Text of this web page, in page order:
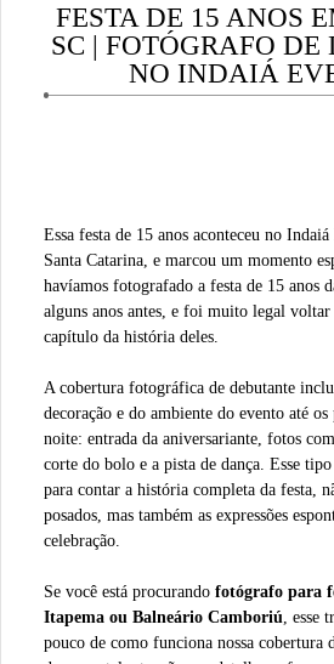
FESTA DE 15 ANOS
SC | FOTÓGRAFO DE
NO INDAIÁ
Essa festa de 15 anos aconteceu no
Santa Catarina, e marcou um momento
havíamos fotografado a festa de 15 anos
alguns anos antes, e foi muito legal
capítulo da história deles.
A cobertura fotográfica de debutante
decoração e do ambiente do evento até
noite: entrada da aniversariante, fotos
corte do bolo e a pista de dança. Esse
para contar a história completa da festa,
posados, mas também as expressões
celebração.
Se você está procurando fotógrafo para
Itapema ou Balneário Camboriú, esse
pouco de como funciona nossa cobertura